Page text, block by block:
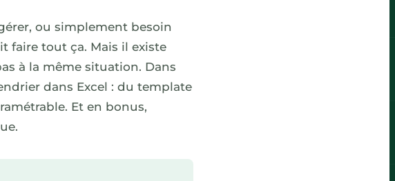
ou simplement besoin
faire tout ça. Mais il existe
à la même situation. Dans
dans Excel : du template
Et en bonus,